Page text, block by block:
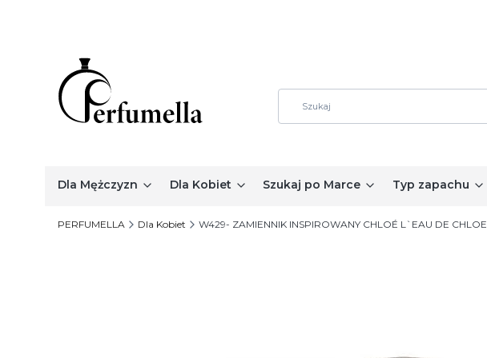
Dla Mężczyzn Dla Kobiet Szukaj po Marce Typ zapachu
PERFUMELLA Dla Kobiet W429- ZAMIENNIK INSPIROWANY CHLOÉ L`EAU DE CHLOE